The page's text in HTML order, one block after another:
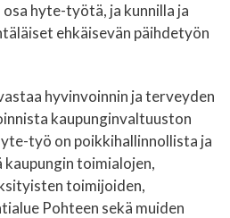
hyte-työtä, ja kunnilla ja
ehkäisevän päihdetyön
hyvinvoinnin ja terveyden
kaupunginvaltuuston
työ on poikkihallinnollista ja
toimialojen,
toimijoiden,
Pohteen sekä muiden